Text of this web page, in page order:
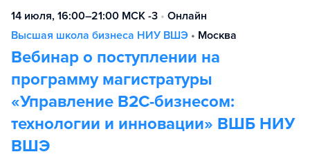
14 июля, 16:00–21:00 МСК -3 • Онлайн
Высшая школа бизнеса НИУ ВШЭ • Москва
Вебинар о поступлении на
программу магистратуры
«Управление B2C-бизнесом:
технологии и инновации» ВШБ НИУ
ВШЭ